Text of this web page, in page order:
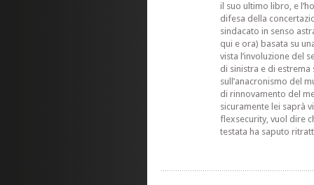
il suo ultimo libro, e
difesa della
sindacato in senso
qui e ora) basata su
vista l’involuzione del
di sinistra e di
sull’anacronismo del
di rinnovamento del
sicuramente lei saprà
flexsecurity, vuol dire
testata ha saputo